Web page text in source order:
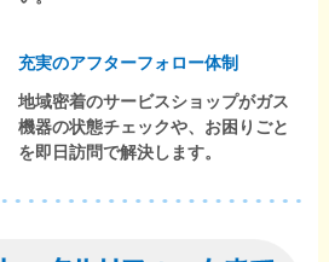
充実のアフターフォロー体制
地域密着のサービスショップがガス
機器の状態チェックや、お困りごと
を即日訪問で解決します。